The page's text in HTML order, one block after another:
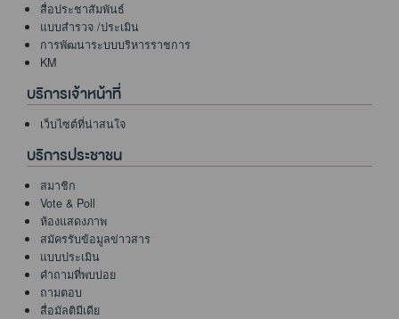
สื่อประชาสัมพันธ์
แบบสำรวจ /ประเมิน
การพัฒนาระบบบริหารราชการ
KM
บริการเจ้าหน้าที่
เว็บไซต์ที่น่าสนใจ
บริการประชาชน
สมาชิก
Vote & Poll
ห้องแสดงภาพ
สมัครรับข้อมูลข่าวสาร
แบบประเมิน
คำถามที่พบบ่อย
ถามตอบ
สื่อมัลติมีเดีย